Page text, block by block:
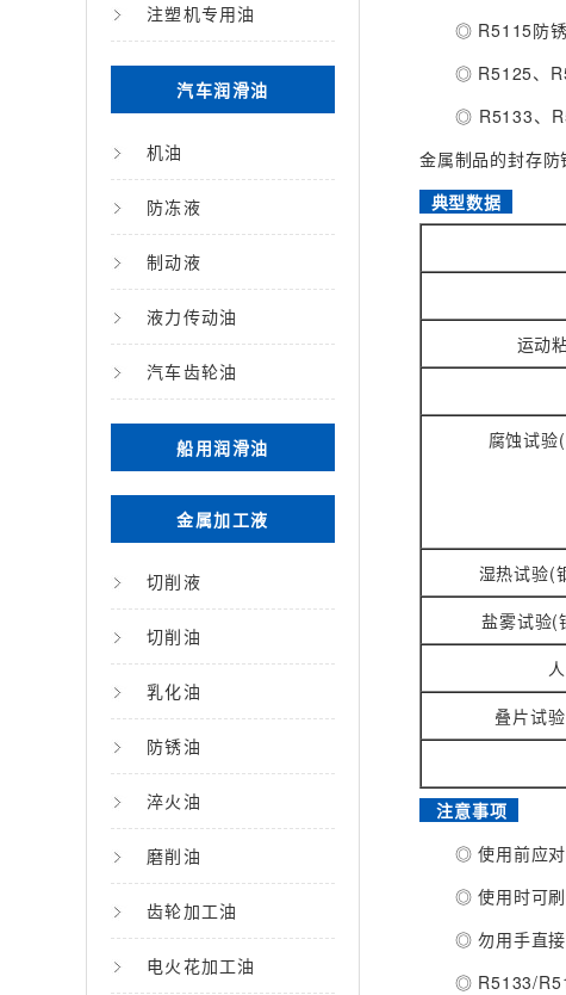
注塑机专用油
汽车润滑油
机油
防冻液
制动液
液力传动油
汽车齿轮油
船用润滑油
金属加工液
切削液
切削油
乳化油
防锈油
淬火油
磨削油
齿轮加工油
电火花加工油
◎ R5115防锈油
◎ R5125、
◎ R5133、
金属制品的封存防
典型数据
运动
腐蚀试
湿热试验
盐雾试验
叠片试
注意事项
◎ 使用前应对
◎ 使用时可刷
◎ 勿用手直接
◎ R5133/